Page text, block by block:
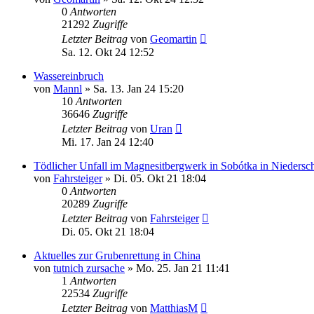
0 Antworten
21292 Zugriffe
Letzter Beitrag von Geomartin
Sa. 12. Okt 24 12:52
Wassereinbruch
von Mannl » Sa. 13. Jan 24 15:20
10 Antworten
36646 Zugriffe
Letzter Beitrag von Uran
Mi. 17. Jan 24 12:40
Tödlicher Unfall im Magnesitbergwerk in Sobótka in
von Fahrsteiger» Di. 05. Okt 21 18:04
0 Antworten
20289 Zugriffe
Letzter Beitrag von Fahrsteiger
Di. 05. Okt 21 18:04
Aktuelles zur Grubenrettung in China
von tutnich zursache » Mo. 25. Jan 21 11:41
1 Antworten
22534 Zugriffe
Letzter Beitrag von MatthiasM